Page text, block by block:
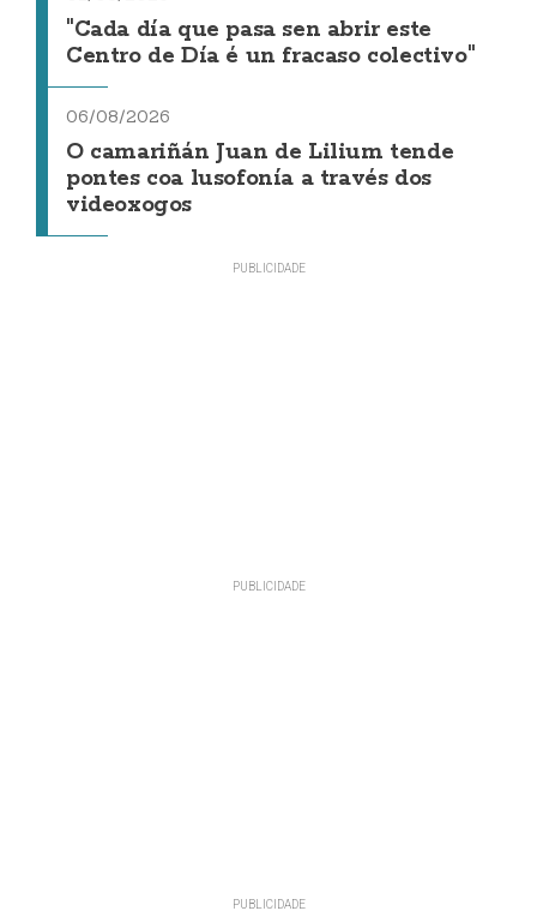
"Cada día que pasa sen abrir este
Centro de Día é un fracaso colectivo"
06/08/2026
O camariñán Juan de Lilium tende
pontes coa lusofonía a través dos
videoxogos